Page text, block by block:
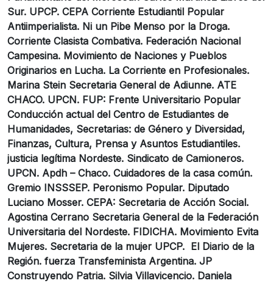
Sur. UPCP. CEPA Corriente Estudiantil Popular
Antiimperialista. Ni un Pibe Menso por la Droga.
Corriente Clasista Combativa. Federación Nacional
Campesina. Movimiento de Naciones y Pueblos
Originarios en Lucha. La Corriente en Profesionales.
Marina Stein Secretaria General de Adiunne. ATE
CHACO. UPCN. FUP: Frente Universitario Popular
Conducción actual del Centro de Estudiantes de
Humanidades, Secretarias: de Género y Diversidad,
Finanzas, Cultura, Prensa y Asuntos Estudiantiles.
justicia legítima Nordeste. Sindicato de Camioneros.
UPCN. Apdh – Chaco. Cuidadores de la casa común.
Gremio INSSSEP. Peronismo Popular. Diputado
Luciano Mosser. CEPA: Secretaria de Acción Social.
Agostina Cerrano Secretaria General de la Federación
Universitaria del Nordeste. FIDICHA. Movimiento Evita
Mujeres. Secretaria de la mujer UPCP. El Diario de la
Región. fuerza Transfeminista Argentina. JP
Construyendo Patria. Silvia Villavicencio. Daniela